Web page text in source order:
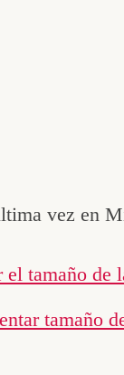
vez en
tamaño de
tamaño